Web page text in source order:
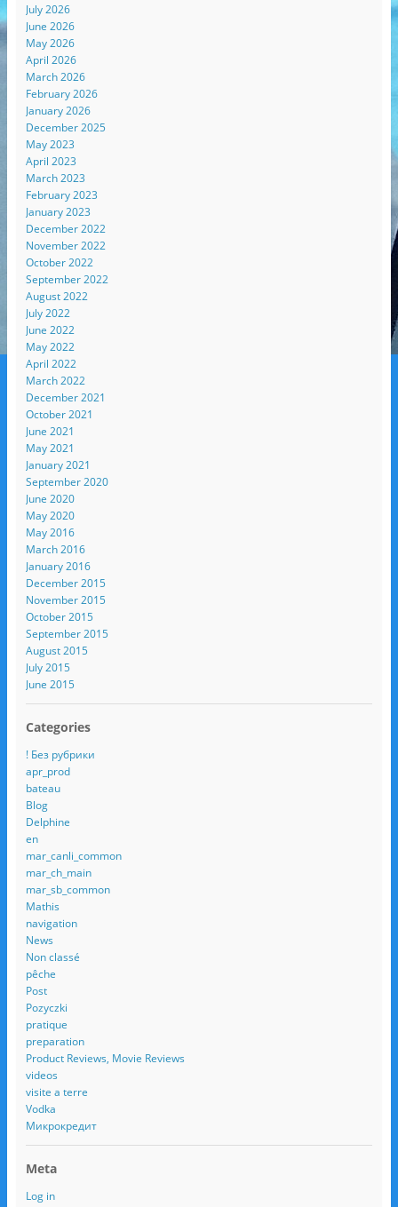
July 2026
June 2026
May 2026
April 2026
March 2026
February 2026
January 2026
December 2025
May 2023
April 2023
March 2023
February 2023
January 2023
December 2022
November 2022
October 2022
September 2022
August 2022
July 2022
June 2022
May 2022
April 2022
March 2022
December 2021
October 2021
June 2021
May 2021
January 2021
September 2020
June 2020
May 2020
May 2016
March 2016
January 2016
December 2015
November 2015
October 2015
September 2015
August 2015
July 2015
June 2015
Categories
! Без рубрики
apr_prod
bateau
Blog
Delphine
en
mar_canli_common
mar_ch_main
mar_sb_common
Mathis
navigation
News
Non classé
pêche
Post
Pozyczki
pratique
preparation
Product Reviews, Movie Reviews
videos
visite a terre
Vodka
Микрокредит
Meta
Log in